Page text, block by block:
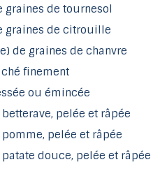
graines de tournesol
graines de citrouille
de graines de chanvre
finement
ou émincée
pelée et râpée
pelée et râpée
douce, pelée et râpée